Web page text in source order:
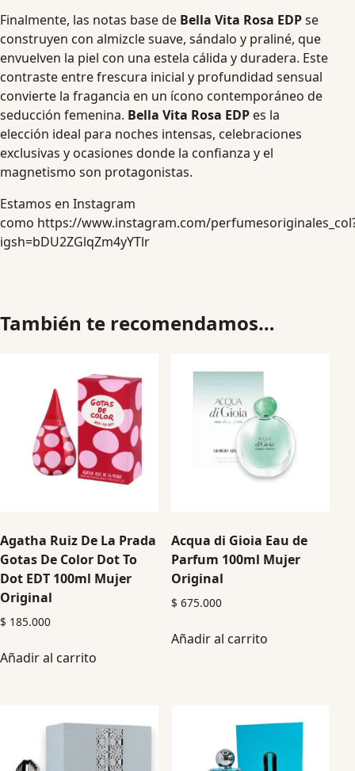
Finalmente, las notas base de Bella Vita Rosa EDPse
construyen con almizcle suave, sándalo y praliné, que
envuelven la piel con una estela cálida y duradera. Este
contraste entre frescura inicial y profundidad sensual
convierte la fragancia en un ícono contemporáneo de
seducción femenina. Bella Vita Rosa EDP es la
elección ideal para noches intensas, celebraciones
exclusivas y ocasiones donde la confianza y el
magnetismo son protagonistas.
Estamos en Instagram
como https://www.instagram.com/
igsh=bDU2ZGlqZm4yYTlr
También te recomendamos…
Agatha Ruiz De La Prada
Gotas De Color Dot To
Dot EDT 100ml Mujer
Original
$ 185.000
Añadir al carrito
Acqua di Gioia Eau de
Parfum 100ml Mujer
Original
$ 675.000
Añadir al carrito